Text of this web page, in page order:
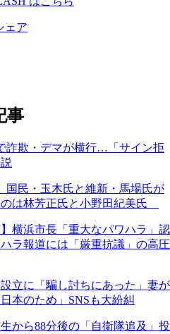
事
詐欺・デマが横行…「サイン拒
国民・玉木氏と維新・馬場氏が
は林芳正氏と小野田紀美氏
横浜市長「重大なパワハラ」認
ラ報道には「厳重抗議」の高圧
立に「騙し討ちにあった」妻が
本のため」SNSも大紛糾
から88分後の「自衛隊追及」投